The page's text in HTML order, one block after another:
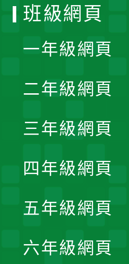
班級網頁
一年級網頁
二年級網頁
三年級網頁
四年級網頁
五年級網頁
六年級網頁